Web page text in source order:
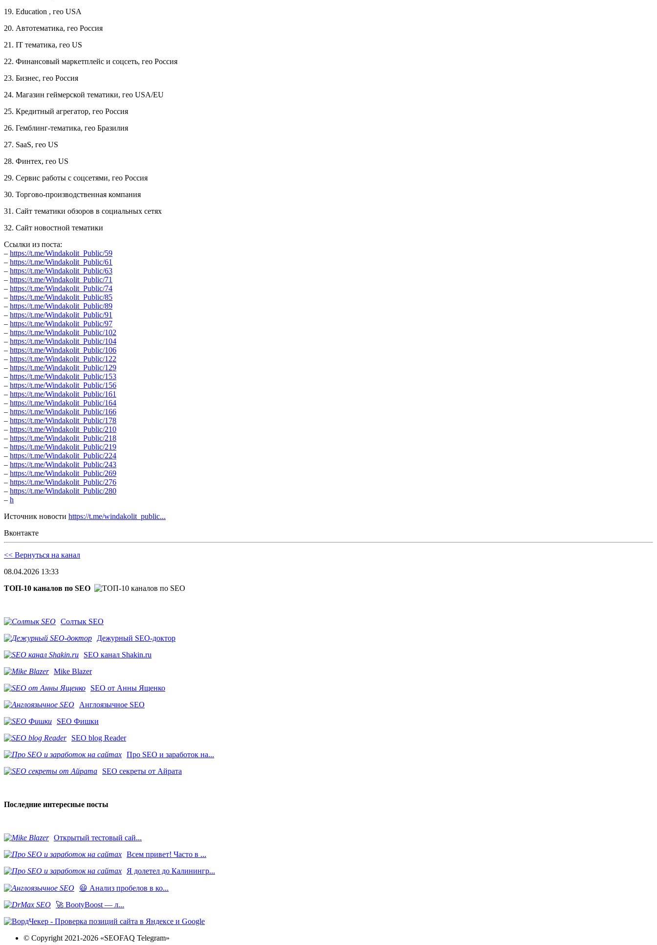
19. Education , гео USA
20. Автотематика, гео Россия
21. IT тематика, гео US
22. Финансовый маркетплейс и соцсеть, гео Россия
23. Бизнес, гео Россия
24. Магазин геймерской тематики, гео USA/EU
25. Кредитный агрегатор, гео Россия
26. Гемблинг-тематика, гео Бразилия
27. SaaS, гео US
28. Финтех, гео US
29. Сервис работы с соцсетями, гео Россия
30. Торгово-производственная компания
31. Сайт тематики обзоров в социальных сетях
32. Сайт новостной тематики
Ссылки из поста:
– https://t.me/Windakolit_Public/59
– https://t.me/Windakolit_Public/61
– https://t.me/Windakolit_Public/63
– https://t.me/Windakolit_Public/71
– https://t.me/Windakolit_Public/74
– https://t.me/Windakolit_Public/85
– https://t.me/Windakolit_Public/89
– https://t.me/Windakolit_Public/91
– https://t.me/Windakolit_Public/97
– https://t.me/Windakolit_Public/102
– https://t.me/Windakolit_Public/104
– https://t.me/Windakolit_Public/106
– https://t.me/Windakolit_Public/122
– https://t.me/Windakolit_Public/129
– https://t.me/Windakolit_Public/153
– https://t.me/Windakolit_Public/156
– https://t.me/Windakolit_Public/161
– https://t.me/Windakolit_Public/164
– https://t.me/Windakolit_Public/166
– https://t.me/Windakolit_Public/178
– https://t.me/Windakolit_Public/210
– https://t.me/Windakolit_Public/218
– https://t.me/Windakolit_Public/219
– https://t.me/Windakolit_Public/224
– https://t.me/Windakolit_Public/243
– https://t.me/Windakolit_Public/269
– https://t.me/Windakolit_Public/276
– https://t.me/Windakolit_Public/280
– h
Источник новости https://t.me/windakolit_public...
Вконтакте
<< Вернуться на канал
08.04.2026 13:33
ТОП-10 каналов по SEO
Солтык SEO
Дежурный SEO-доктор
SEO канал Shakin.ru
Mike Blazer
SEO от Анны Ященко
Англоязычное SEO
SEO Фишки
SEO blog Reader
Про SEO и заработок на...
SEO секреты от Айрата
Последние интересные посты
​Открытый тестовый сай...
Всем привет! Часто в ...
Я долетел до Калинингр...
😃 Анализ пробелов в ко...
🚀 BootyBoost — л...
© Copyright 2021-2026 «SEOFAQ Telegram»